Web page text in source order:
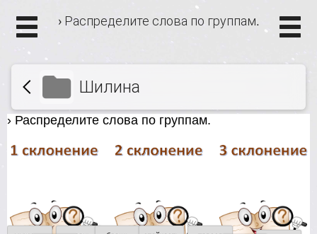
› Распределите слова по группам.
Шилина